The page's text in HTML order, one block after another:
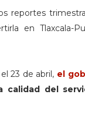
en
23 de abril, el
calidad del